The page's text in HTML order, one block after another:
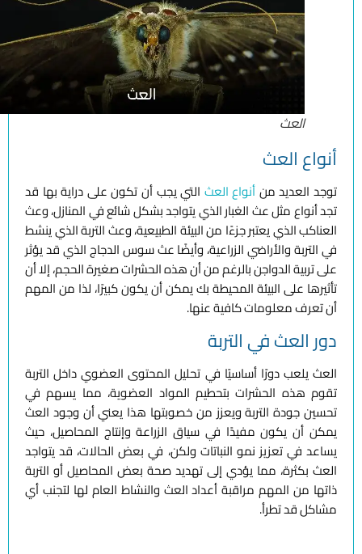
العث
أنواع العث
توجد العديد منأنواع العثالتي يجب أن تكون على دراية بها قد
تجد أنواع مثل عث الغبار الذي يتواجد بشكل شائع في المنازل، وعث
العناكب الذي يعتبر جزءًا من البيئة الطبيعية، وعث التربة الذي ينشط
في التربة والأراضي الزراعية، وأيضًا عث سوس الدجاج الذي قد يؤثر
على تربية الدواجن بالرغم من أن هذه الحشرات صغيرة الحجم، إلا أن
تأثيرها على البيئة المحيطة بك يمكن أن يكون كبيرًا، لذا من المهم
أن تعرف معلومات كافية عنها.
دور العث في التربة
العث يلعب دورًا أساسيًا في تحليل المحتوى العضوي داخل التربة
تقوم هذه الحشرات بتحطيم المواد العضوية، مما يسهم في
تحسين جودة التربة ويعزز من خصوبتها هذا يعني أن وجود العث
يمكن أن يكون مفيدًا في سياق الزراعة وإنتاج المحاصيل، حيث
يساعد في تعزيز نمو النباتات ولكن، في بعض الحالات، قد يتواجد
العث بكثرة، مما يؤدي إلى تهديد صحة بعض المحاصيل أو التربة
ذاتها من المهم مراقبة أعداد العث والنشاط العام لها لتجنب أي
مشاكل قد تطرأ.